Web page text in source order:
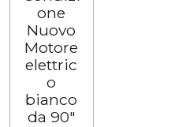
one
Nuovo
Motore
elettric
o
bianco
da 90"